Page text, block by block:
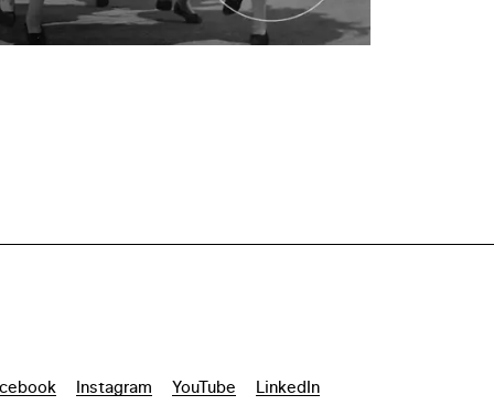
Instagram YouTube LinkedIn